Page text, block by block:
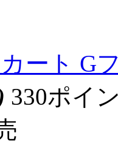
ート G
330ポイ